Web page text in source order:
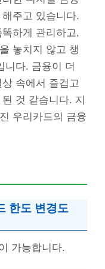
주고 있습니다.
하게 관리하고,
놓치지 않고 챙
니다. 금융이 더
속에서 즐겁고
것 같습니다. 지
우리카드의 금융
한도 변경도
가능합니다.